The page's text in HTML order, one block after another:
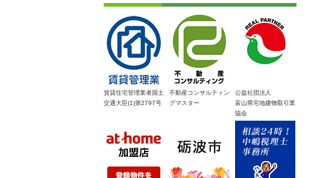
賃貸住宅管理業者国土
交通大臣(1)第2797号
不動産コンサルティン
グマスター
公益社団法人
富山県宅地建物取引業
協会